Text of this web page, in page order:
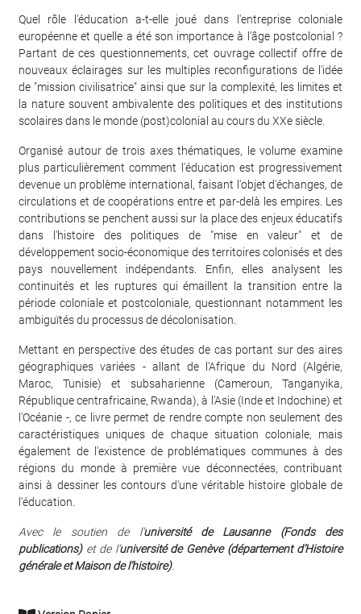
Quel rôle l'éducation a-t-elle joué dans l'entreprise coloniale
européenne et quelle a été son importance à l'âge postcolonial ?
Partant de ces questionnements, cet ouvrage collectif offre de
nouveaux éclairages sur les multiples reconfigurations de l'idée
de "mission civilisatrice" ainsi que sur la complexité, les limites et
la nature souvent ambivalente des politiques et des institutions
scolaires dans le monde (post)colonial au cours du XXe siècle.
Organisé autour de trois axes thématiques, le volume examine
plus particulièrement comment l'éducation est progressivement
devenue un problème international, faisant l'objet d'échanges, de
circulations et de coopérations entre et par-delà les empires. Les
contributions se penchent aussi sur la place des enjeux éducatifs
dans l'histoire des politiques de "mise en valeur" et de
développement socio-économique des territoires colonisés et des
pays nouvellement indépendants. Enfin, elles analysent les
continuités et les ruptures qui émaillent la transition entre la
période coloniale et postcoloniale, questionnant notamment les
ambiguïtés du processus de décolonisation.
Mettant en perspective des études de cas portant sur des aires
géographiques variées - allant de l'Afrique du Nord (Algérie,
Maroc, Tunisie) et subsaharienne (Cameroun, Tanganyika,
République centrafricaine, Rwanda), à l'Asie (Inde et Indochine) et
l'Océanie -, ce livre permet de rendre compte non seulement des
caractéristiques uniques de chaque situation coloniale, mais
également de l'existence de problématiques communes à des
régions du monde à première vue déconnectées, contribuant
ainsi à dessiner les contours d'une véritable histoire globale de
l'éducation.
Avec le soutien de l’université de Lausanne (Fonds des
publications)et de l’université de Genève (département d’Histoire
générale et Maison de l’histoire).